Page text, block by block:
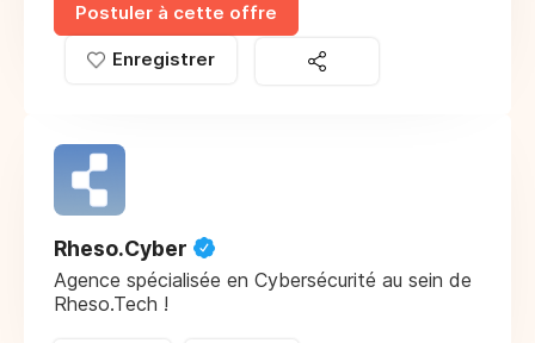
Postuler à cette offre
Enregistrer
Rheso.Cyber
Agence spécialisée en Cybersécurité au sein de
Rheso.Tech !